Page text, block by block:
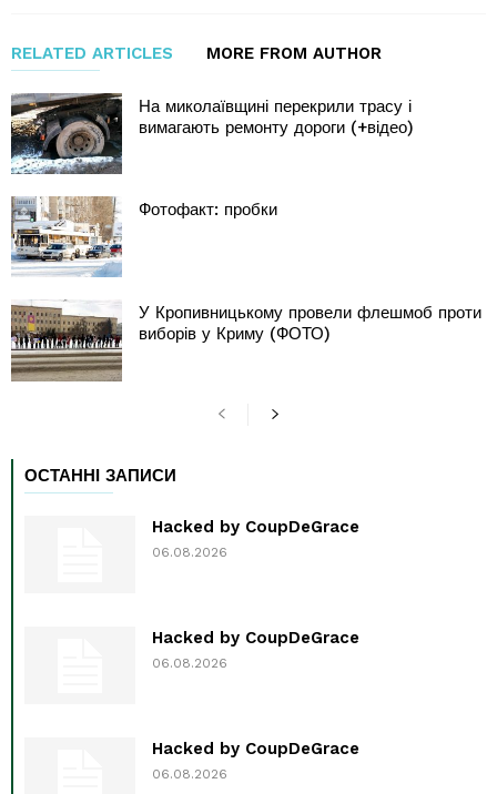
RELATED ARTICLES MORE FROM AUTHOR
На миколаївщині перекрили трасу і
вимагають ремонту дороги (+відео)
Фотофакт: пробки
У Кропивницькому провели флешмоб проти
виборів у Криму (ФОТО)
ОСТАННІ ЗАПИСИ
Hacked by CoupDeGrace
06.08.2026
Hacked by CoupDeGrace
06.08.2026
Hacked by CoupDeGrace
06.08.2026